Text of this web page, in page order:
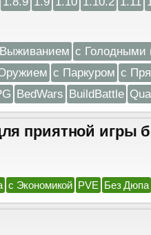
с Голодными
с Паркуром с
BedWars BuildBattle
приятной игры
с Экономикой PVE Без Дюпа